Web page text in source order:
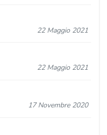
22 Maggio 2021
22 Maggio 2021
17 Novembre 2020